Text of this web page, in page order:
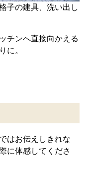
子の建具、洗い出し
チンへ直接向かえる
に。
はお伝えしきれな
に体感してくださ